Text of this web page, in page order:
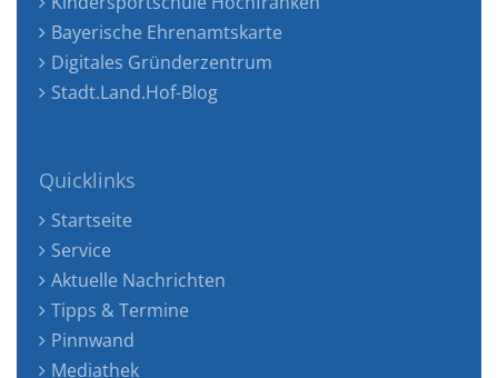
Bayerische Ehrenamtskarte
Digitales Gründerzentrum
Stadt.Land.Hof-Blog
Quicklinks
Startseite
Service
Aktuelle Nachrichten
Tipps & Termine
Pinnwand
Mediathek